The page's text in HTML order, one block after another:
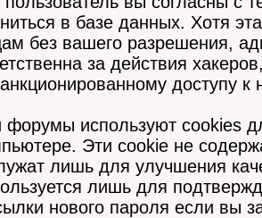
в базе данных. Хотя
без вашего разрешения,
за действия
доступу к
форумы используют cookies
Эти cookie не
лишь для улучшения
лишь для
нового пароля если вы